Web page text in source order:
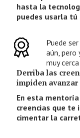
hasta la
puedes usarla tú
Derriba las
impiden avanzar
Puede
aún, pero
muy
En esta
creencias que te
cimentar la